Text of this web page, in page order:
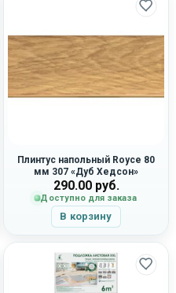
Плинтус напольный Royce 80
мм 307 «Дуб Хедсон»
290.00руб.
Доступно для заказа
В корзину